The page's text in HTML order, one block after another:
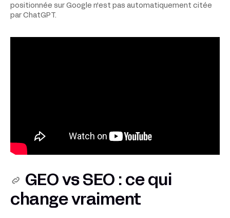
positionnée sur Google n'est pas automatiquement citée
par ChatGPT.
GEO vs SEO : ce qui
change vraiment